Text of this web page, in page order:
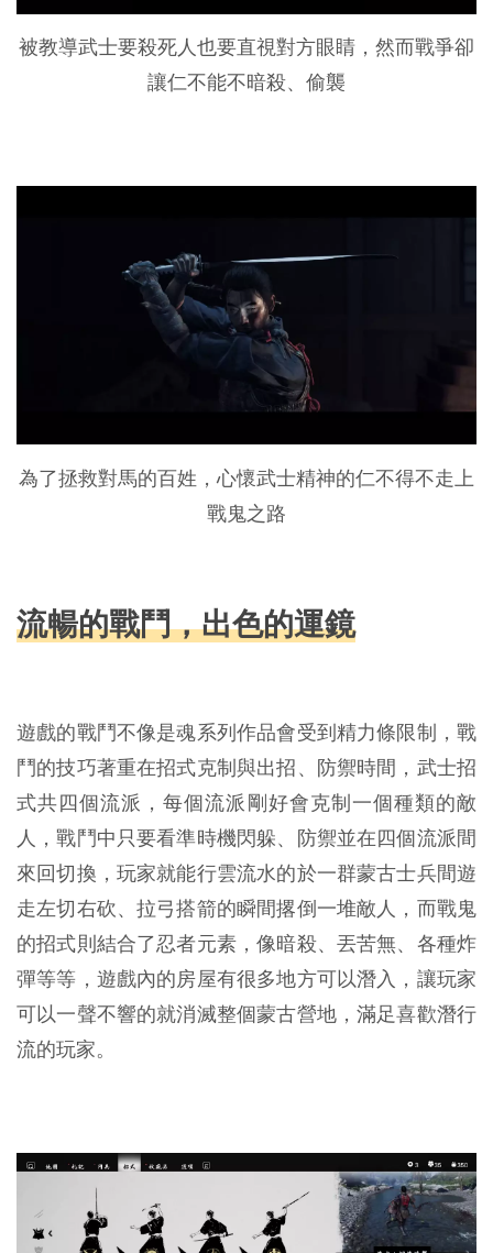
被教導武士要殺死人也要直視對方眼睛，然而戰爭卻
讓仁不能不暗殺、偷襲
為了拯救對馬的百姓，心懷武士精神的仁不得不走上
戰鬼之路
流暢的戰鬥，出色的運鏡
遊戲的戰鬥不像是魂系列作品會受到精力條限制，戰
鬥的技巧著重在招式克制與出招、防禦時間，武士招
式共四個流派，每個流派剛好會克制一個種類的敵
人，戰鬥中只要看準時機閃躲、防禦並在四個流派間
來回切換，玩家就能行雲流水的於一群蒙古士兵間遊
走左切右砍、拉弓搭箭的瞬間撂倒一堆敵人，而戰鬼
的招式則結合了忍者元素，像暗殺、丟苦無、各種炸
彈等等，遊戲內的房屋有很多地方可以潛入，讓玩家
可以一聲不響的就消滅整個蒙古營地，滿足喜歡潛行
流的玩家。